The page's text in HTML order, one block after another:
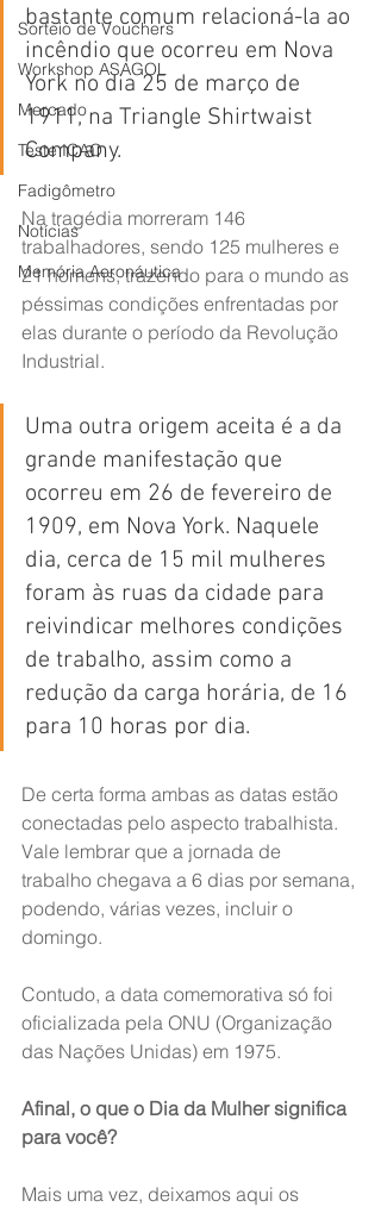
Sorteio de Vouchers
Workshop ASAGOL
Mercado
Teste ICAO
Fadigômetro
Notícias
Memória Aeronáutica
bastante comum relacioná-la ao
incêndio que ocorreu em Nova
York no dia 25 de março de
1911, na Triangle Shirtwaist
Company.
Na tragédia morreram 146
trabalhadores, sendo 125 mulheres e
21 homens, trazendo para o mundo as
péssimas condições enfrentadas por
elas durante o período da Revolução
Industrial.
Uma outra origem aceita é a da
grande manifestação que
ocorreu em 26 de fevereiro de
1909, em Nova York. Naquele
dia, cerca de 15 mil mulheres
foram às ruas da cidade para
reivindicar melhores condições
de trabalho, assim como a
redução da carga horária, de 16
para 10 horas por dia.
De certa forma ambas as datas estão
conectadas pelo aspecto trabalhista.
Vale lembrar que a jornada de
trabalho chegava a 6 dias por semana,
podendo, várias vezes, incluir o
domingo.
Contudo, a data comemorativa só foi
oficializada pela ONU (Organização
das Nações Unidas) em 1975.
Afinal, o que o Dia da Mulher significa
para você?
Mais uma vez, deixamos aqui os